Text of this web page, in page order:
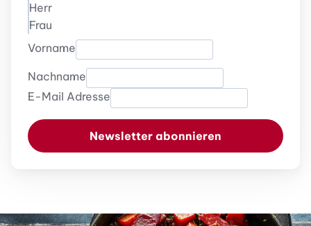
Herr
Frau
Vorname
Nachname
E-Mail Adresse
Newsletter abonnieren